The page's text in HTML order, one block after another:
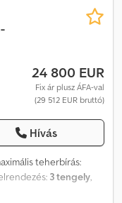
24 800 EUR
Fix ár plusz ÁFA-val
(29 512 EUR bruttó)
Hívás
teherbírás:
3 tengely,